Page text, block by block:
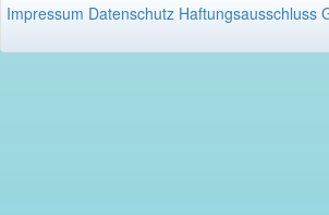
Impressum Datenschutz Haftungsausschluss